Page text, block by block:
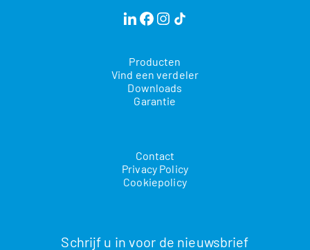
Producten
Vind een verdeler
Downloads
Garantie
Contact
Privacy Policy
Cookiepolicy
Schrijf u in voor de nieuwsbrief